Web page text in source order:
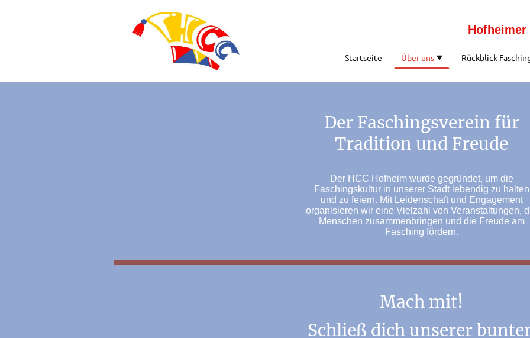
Hofheimer
Startseite Über uns Rückblick
Der Faschingsverein für
Tradition und Freude
Der HCC Hofheim wurde gegründet, um die
Faschingskultur in unserer Stadt lebendig zu halten
und zu feiern. Mit Leidenschaft und Engagement
organisieren wir eine Vielzahl von Veranstaltungen,
Menschen zusammenbringen und die Freude am
Fasching fördern.
Mach mit!
Schließ dich unserer